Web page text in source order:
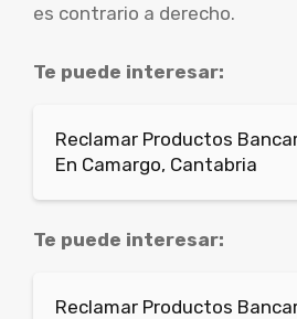
es contrario a derecho.
Te puede interesar:
Reclamar Productos
En Camargo, Cantabria
Te puede interesar:
Reclamar Productos